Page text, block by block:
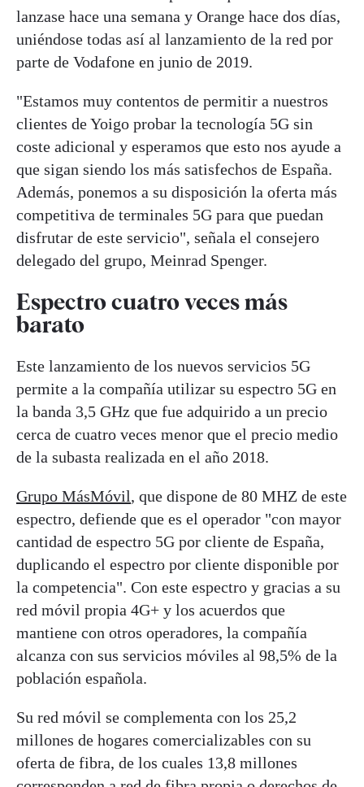
lanzase hace una semana y Orange hace dos días,
uniéndose todas así al lanzamiento de la red por
parte de Vodafone en junio de 2019.
"Estamos muy contentos de permitir a nuestros
clientes de Yoigo probar la tecnología 5G sin
coste adicional y esperamos que esto nos ayude a
que sigan siendo los más satisfechos de España.
Además, ponemos a su disposición la oferta más
competitiva de terminales 5G para que puedan
disfrutar de este servicio", señala el consejero
delegado del grupo, Meinrad Spenger.
Espectro cuatro veces más
barato
Este lanzamiento de los nuevos servicios 5G
permite a la compañía utilizar su espectro 5G en
la banda 3,5 GHz que fue adquirido a un precio
cerca de cuatro veces menor que el precio medio
de la subasta realizada en el año 2018.
Grupo MásMóvil, que dispone de 80 MHZ de este
espectro, defiende que es el operador "con mayor
cantidad de espectro 5G por cliente de España,
duplicando el espectro por cliente disponible por
la competencia". Con este espectro y gracias a su
red móvil propia 4G+ y los acuerdos que
mantiene con otros operadores, la compañía
alcanza con sus servicios móviles al 98,5% de la
población española.
Su red móvil se complementa con los 25,2
millones de hogares comercializables con su
oferta de fibra, de los cuales 13,8 millones